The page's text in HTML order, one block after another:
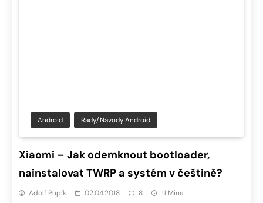
Android Rady/návody Android
Xiaomi – Jak odemknout bootloader,
nainstalovat TWRP a systém v češtině?
Adolf Pupík 02.04.2018 8 11 Mins